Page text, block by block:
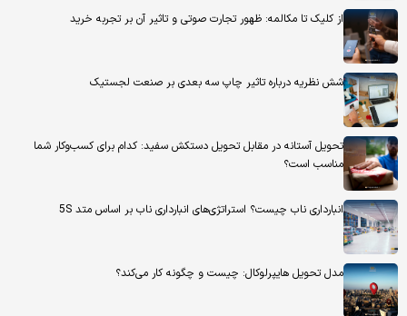
از کلیک تا مکالمه: ظهور تجارت صوتی و تاثیر آن بر تجربه خرید
شش نظریه درباره تاثیر چاپ سه بعدی بر صنعت لجستیک
تحویل آستانه در مقابل تحویل دستکش سفید: کدام برای کسب‌وکار شما
مناسب است؟
انبارداری ناب چیست؟ استراتژی‌های انبارداری ناب بر اساس متد 5S
مدل تحویل هایپرلوکال: چیست و چگونه کار می‌کند؟